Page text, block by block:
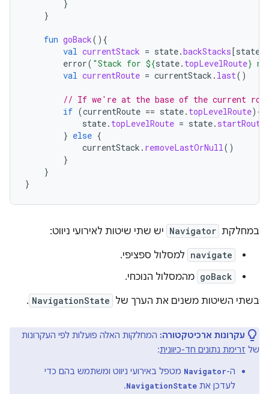
}
}
fun goBack(){
val currentStack = state.backStacks[state
error( "Stack for ${state. topLevelRoute}
val currentRoute = currentStack . last()
// If we're at the base of the current
if (currentRoute == state. topLevelRoute){
state. topLevelRoute = state. startRoute
} else {
currentStack . removeLastOrNull()
}
}
}
במחלקת Navigator יש שתי שיטות לאירועי ניווט:
navigate למסלול ספציפי.
goBack מהמסלול הנוכחי.
בשתי השיטות משנים את הערך של NavigationState
.
עקרונות ארכיטקטורה: המחלקות האלה פועלות לפי העקרונות
של זרימת נתונים חד-כיוונית:
ה-Navigator מטפל באירועי ניווט ומשתמש בהם כדי
לעדכן את NavigationState
.